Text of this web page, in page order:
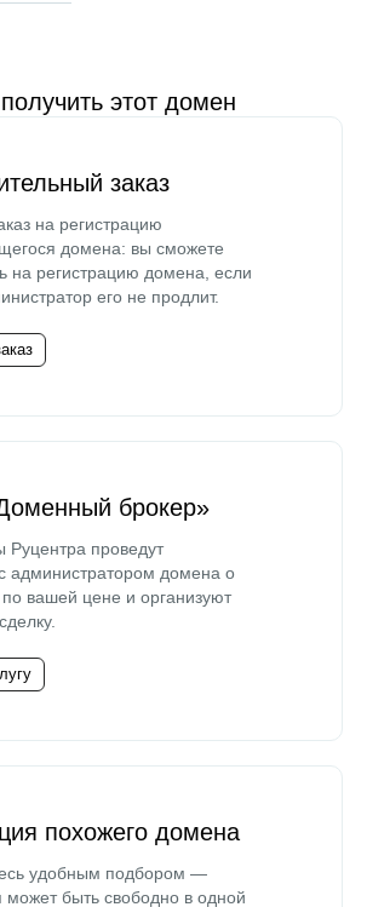
этот домен
заказ
на регистрацию
домена: вы сможете
на регистрацию домена, если
его не продлит.
брокер»
Руцентра проведут
администратором домена о
вашей цене и организуют
похожего домена
удобным подбором —
быть свободно в одной